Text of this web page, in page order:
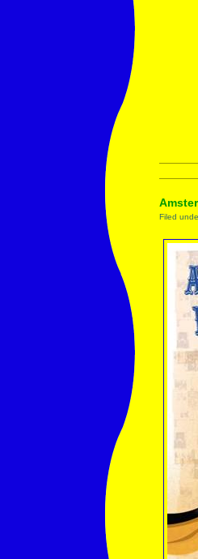
Filed